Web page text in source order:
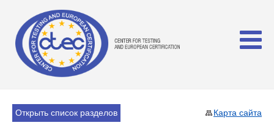
Карта сайта
Открыть список разделов